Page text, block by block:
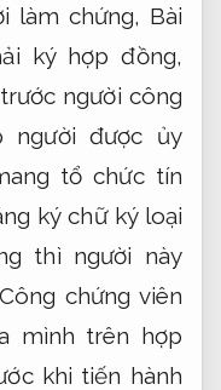
làm chứng, Bài
ký hợp đồng,
người công
người được ủy
tổ chức tín
ký chữ ký loại
thì người này
chứng viên
mình trên hợp
khi tiến hành